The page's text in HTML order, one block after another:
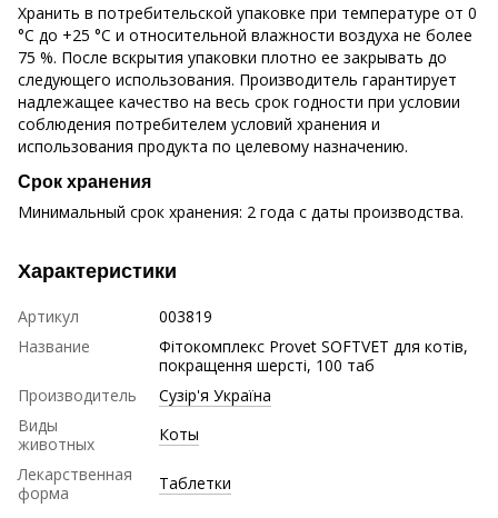
Хранить в потребительской упаковке при температуре от 0
°C до +25 °C и относительной влажности воздуха не более
75 %. После вскрытия упаковки плотно ее закрывать до
следующего использования. Производитель гарантирует
надлежащее качество на весь срок годности при условии
соблюдения потребителем условий хранения и
использования продукта по целевому назначению.
Срок хранения
Минимальный срок хранения: 2 года с даты производства.
Характеристики
Артикул
003819
Название
Фітокомплекс Provet SOFTVET для котів,
покращення шерсті, 100 таб
Производитель
Сузір'я Україна
Виды
животных
Коты
Лекарственная
форма
Таблетки